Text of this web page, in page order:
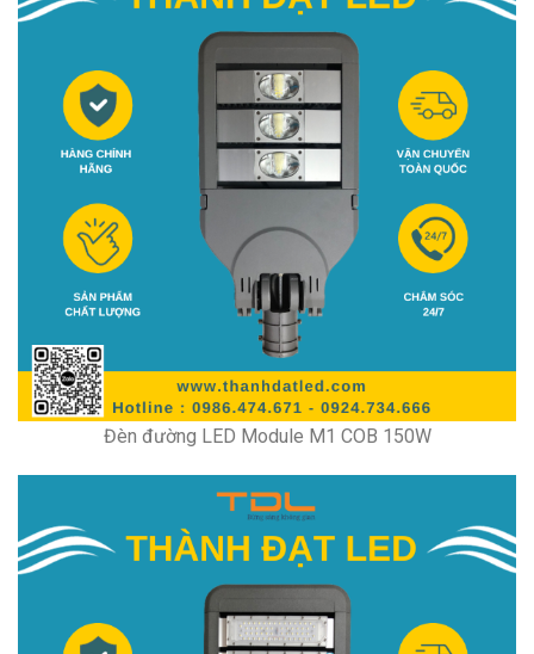
Đèn đường LED Module M1 COB 150W